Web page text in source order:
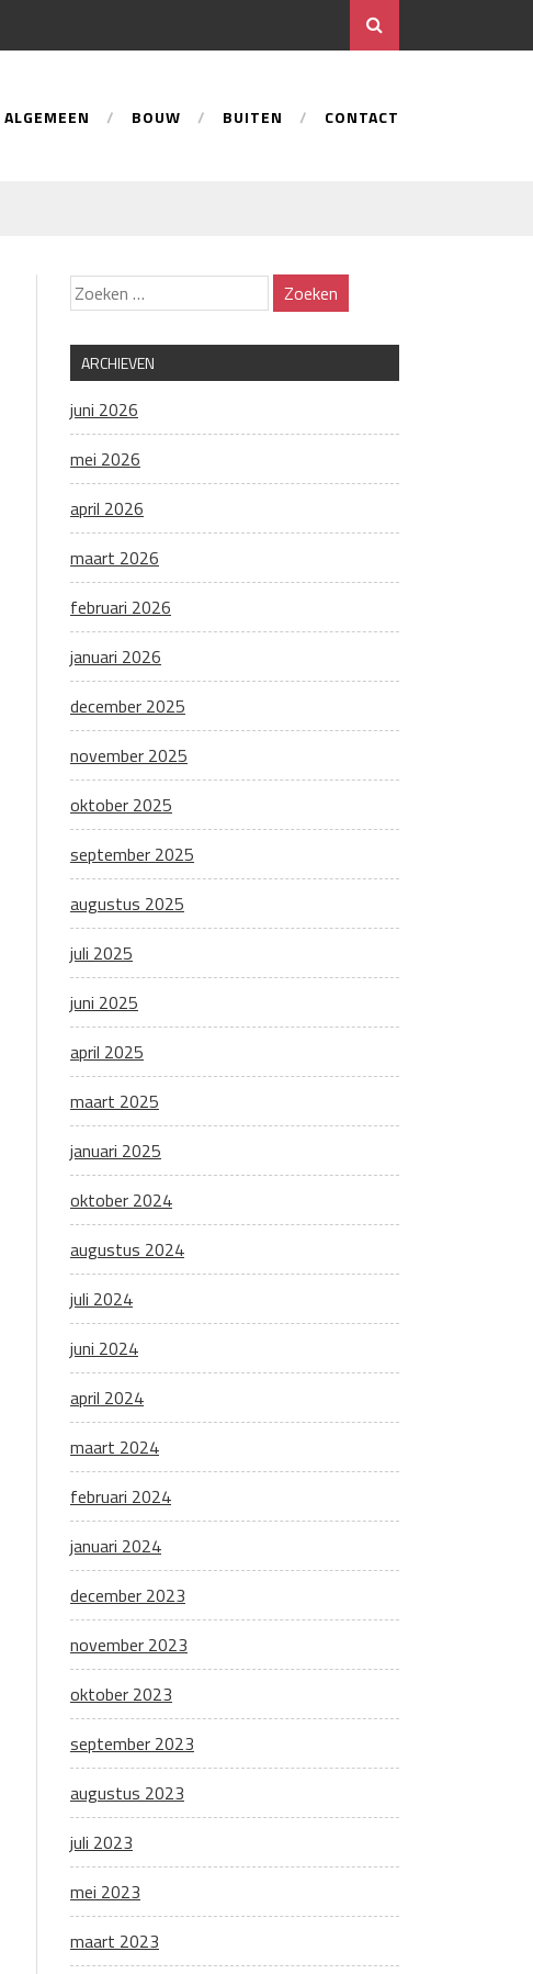
ALGEMEEN BOUW BUITEN CONTACT
ARCHIEVEN
juni 2026
mei 2026
april 2026
maart 2026
februari 2026
januari 2026
december 2025
november 2025
oktober 2025
september 2025
augustus 2025
juli 2025
juni 2025
april 2025
maart 2025
januari 2025
oktober 2024
augustus 2024
juli 2024
juni 2024
april 2024
maart 2024
februari 2024
januari 2024
december 2023
november 2023
oktober 2023
september 2023
augustus 2023
juli 2023
mei 2023
maart 2023